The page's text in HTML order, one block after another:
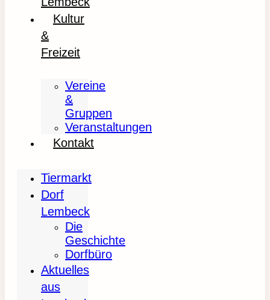
Kultur
&
Freizeit
Vereine
&
Gruppen
Veranstaltungen
Kontakt
Tiermarkt
Dorf
Lembeck
Die
Geschichte
Dorfbüro
Aktuelles
aus